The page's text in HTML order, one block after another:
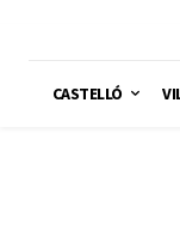
CASTELLÓ